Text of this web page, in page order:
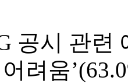
공시 관련
려움